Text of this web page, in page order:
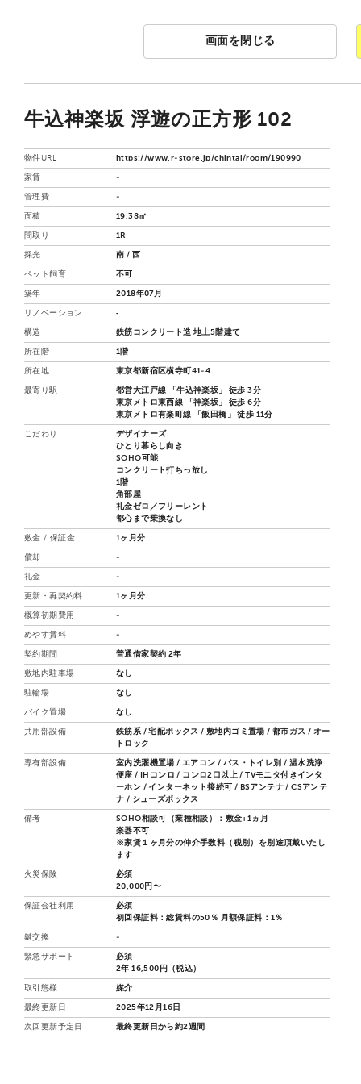
画面を閉じる
牛込神楽坂 浮遊の正方形 102
物件URL https://www.r-store.jp/chintai/room/190990
家賃 -
管理費 -
面積 19.38㎡
間取り 1R
採光 南 / 西
ペット飼育 不可
築年 2018年07月
リノベーション ‐
構造 鉄筋コンクリート造 地上5階建て
所在階 1階
所在地 東京都新宿区横寺町41-4
最寄り駅
都営大江戸線 「牛込神楽坂」 徒歩 3分
東京メトロ東西線 「神楽坂」 徒歩 6分
東京メトロ有楽町線 「飯田橋」 徒歩 11分
こだわり
デザイナーズ
ひとり暮らし向き
SOHO可能
コンクリート打ちっ放し
1階
角部屋
礼金ゼロ／フリーレント
都心まで乗換なし
敷金 / 保証金 1ヶ月分
償却 -
礼金 -
更新・再契約料 1ヶ月分
概算初期費用 -
めやす賃料 -
契約期間 普通借家契約 2年
敷地内駐車場 なし
駐輪場 なし
バイク置場 なし
共用部設備
鉄筋系 / 宅配ボックス / 敷地内ゴミ置場 / 都市ガス / オー
トロック
専有部設備
室内洗濯機置場 / エアコン / バス・トイレ別 / 温水洗浄
便座 / IHコンロ / コンロ2口以上 / TVモニタ付きインタ
ーホン / インターネット接続可 / BSアンテナ / CSアンテ
ナ / シューズボックス
備考
SOHO相談可（業種相談）：敷金+1ヵ月
楽器不可
※家賃１ヶ月分の仲介手数料（税別）を別途頂戴いたし
ます
火災保険
必須
20,000円〜
保証会社利用
必須
初回保証料：総賃料の50％ 月額保証料：1％
鍵交換 -
緊急サポート
必須
2年 16,500円（税込）
取引態様 媒介
最終更新日 2025年12月16日
次回更新予定日 最終更新日から約2週間